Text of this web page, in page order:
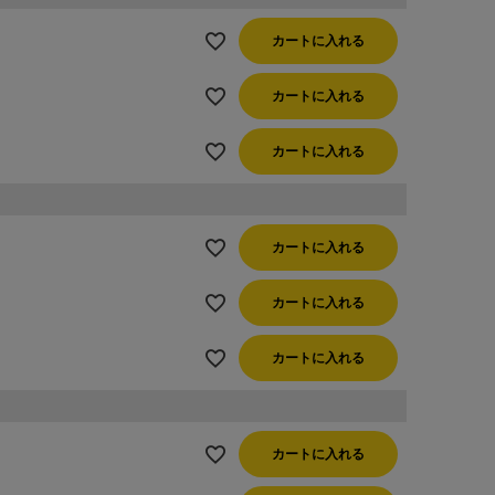
カートに入れる
カートに入れる
カートに入れる
カートに入れる
カートに入れる
カートに入れる
カートに入れる